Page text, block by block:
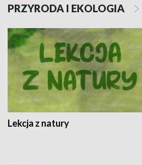
PRZYRODA I EKOLOGIA
Lekcja z natury